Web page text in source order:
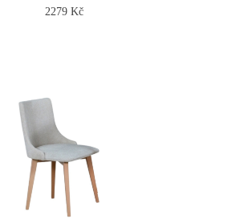
2279 Kč